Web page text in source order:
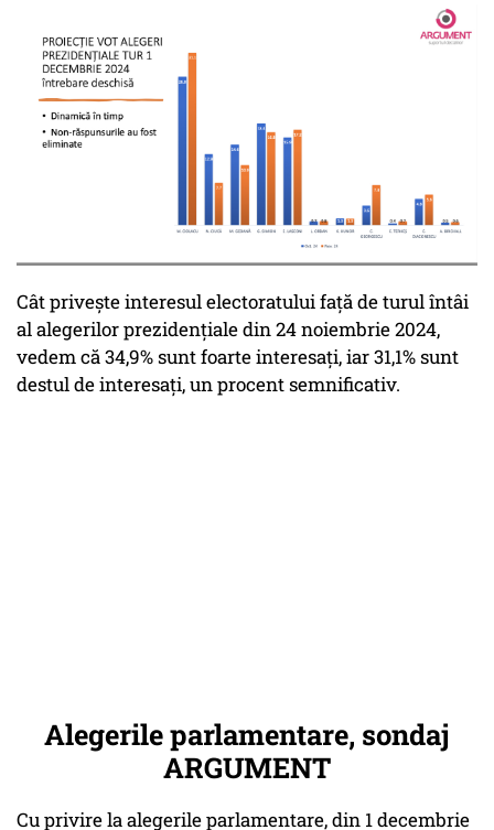
Cât privește interesul electoratului față de turul întâi
al alegerilor prezidențiale din 24 noiembrie 2024,
vedem că 34,9% sunt foarte interesați, iar 31,1% sunt
destul de interesați, un procent semnificativ.
Alegerile parlamentare, sondaj
ARGUMENT
Cu privire la alegerile parlamentare, din 1 decembrie